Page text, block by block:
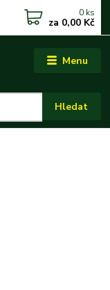
Menu
Hledat
0 ks
za 0,00 Kč